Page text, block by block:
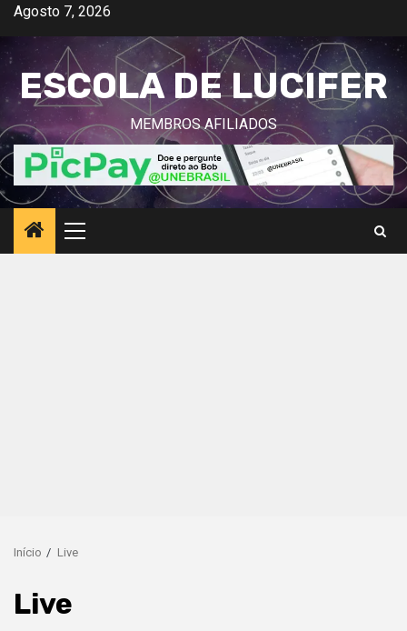
Avançar
o
conteúdo
Agosto 7, 2026
ESCOLA DE LUCIFER
MEMBROS AFILIADOS
Menu
principal
Início Live
Live